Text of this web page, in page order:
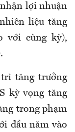
lợi nhuận
liệu tăng
với cùng kỳ),
tăng trưởng
kỳ vọng tăng
trong phạm
đầu năm vào